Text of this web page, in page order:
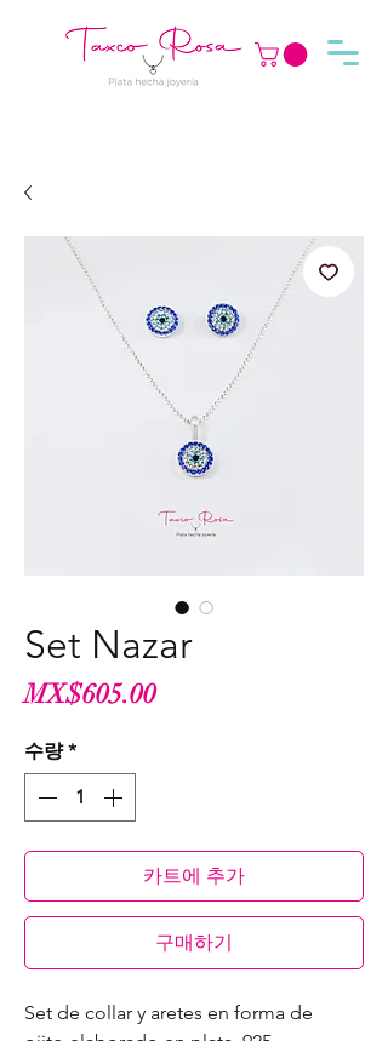
Set Nazar
MX$605.00가
수량 *
카트에 추가
구매하기
Set de collar y aretes en forma de